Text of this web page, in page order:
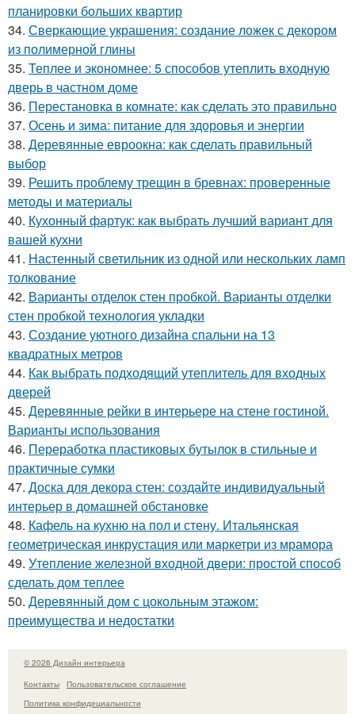
планировки больших квартир
34. Сверкающие украшения: создание ложек с декором
из полимерной глины
35. Теплее и экономнее: 5 способов утеплить входную
дверь в частном доме
36. Перестановка в комнате: как сделать это правильно
37. Осень и зима: питание для здоровья и энергии
38. Деревянные евроокна: как сделать правильный
выбор
39. Решить проблему трещин в бревнах: проверенные
методы и материалы
40. Кухонный фартук: как выбрать лучший вариант для
вашей кухни
41. Настенный светильник из одной или нескольких ламп
толкование
42. Варианты отделок стен пробкой. Варианты отделки
стен пробкой технология укладки
43. Создание уютного дизайна спальни на 13
квадратных метров
44. Как выбрать подходящий утеплитель для входных
дверей
45. Деревянные рейки в интерьере на стене гостиной.
Варианты использования
46. Переработка пластиковых бутылок в стильные и
практичные сумки
47. Доска для декора стен: создайте индивидуальный
интерьер в домашней обстановке
48. Кафель на кухню на пол и стену. Итальянская
геометрическая инкрустация или маркетри из мрамора
49. Утепление железной входной двери: простой способ
сделать дом теплее
50. Деревянный дом с цокольным этажом:
преимущества и недостатки
© 2026 Дизайн интерьера
Контакты
Пользовательское соглашение
Политика конфидециальности